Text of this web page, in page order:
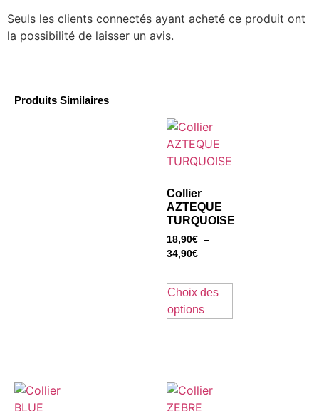
Seuls les clients connectés ayant acheté ce produit ont
la possibilité de laisser un avis.
Produits Similaires
Collier
AZTEQUE
TURQUOISE
18,90€ –
34,90€
Choix des
options